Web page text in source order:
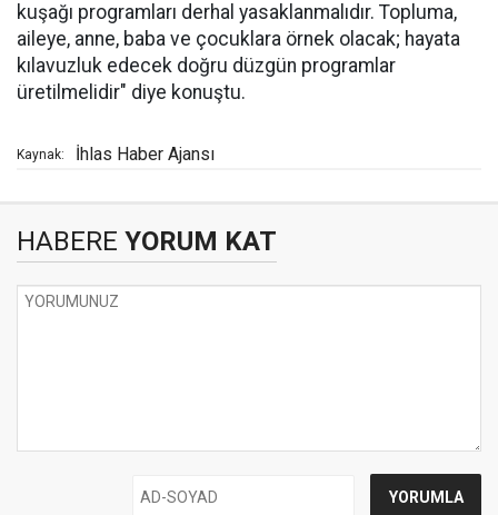
kuşağı programları derhal yasaklanmalıdır. Topluma,
aileye, anne, baba ve çocuklara örnek olacak; hayata
kılavuzluk edecek doğru düzgün programlar
üretilmelidir" diye konuştu.
Kaynak: İhlas Haber Ajansı
HABERE YORUM KAT